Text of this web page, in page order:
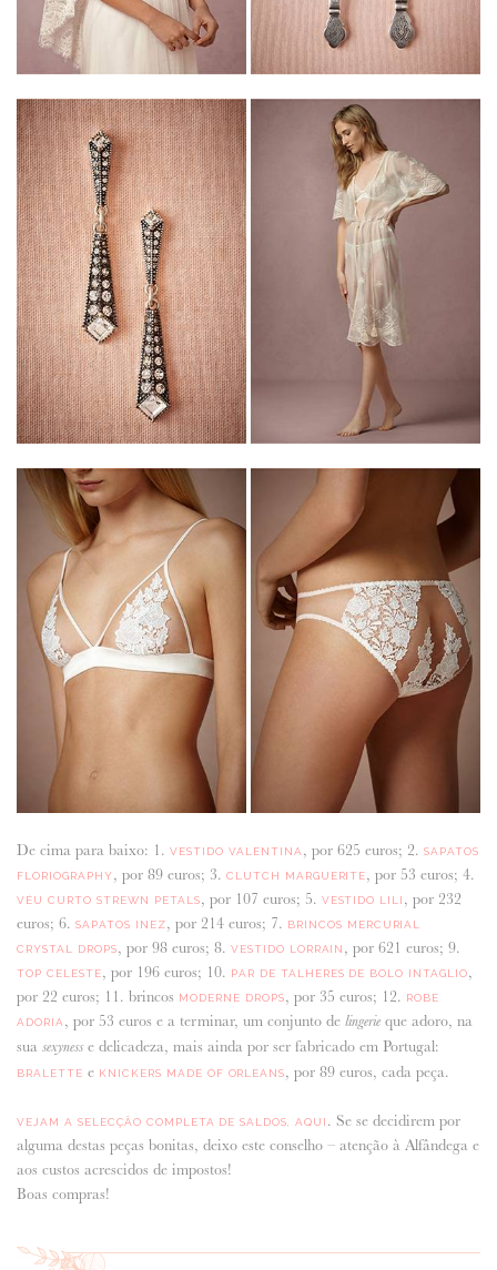
De cima para baixo: 1. VESTIDO VALENTINA , por 625 euros; 2. SAPATOS
FLORIOGRAPHY, por 89 euros; 3. CLUTCH MARGUERITE, por 53 euros; 4.
VÉU CURTO STREWN PETALS, por 107 euros; 5. VESTIDO LILI , por 232
euros; 6. SAPATOS INEZ, por 214 euros; 7.
BRINCOS MERCURIAL
CRYSTAL DROPS, por 98 euros; 8. VESTIDO LORRAIN , por 621 euros; 9.
TOP CELESTE, por 196 euros; 10. PAR DE TALHERES DE BOLO INTAGLIO,
por 22 euros; 11. brincos MODERNE DROPS, por 35 euros; 12.
ROBE
ADORIA , por 53 euros e a terminar, um conjunto de lingerieque adoro, na
sua sexynesse delicadeza, mais ainda por ser fabricado em Portugal:
BRALETTE e KNICKERS MADE OF ORLEANS, por 89 euros, cada peça.
VEJAM A SELECÇÃO COMPLETA DE SALDOS, AQUI . Se se decidirem por
alguma destas peças bonitas, deixo este conselho – atenção à Alfândega e
aos custos acrescidos de impostos!
Boas compras!